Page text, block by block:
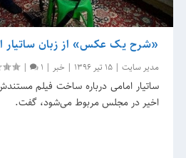
«شرح یک عکس» از زبان ساتیار
مدیر سایت |15 تیر 1396 | خبر |
1
|
ساتیار امامی درباره ساخت فیلم
اخیر در مجلس مربوط می‌شود، گفت.